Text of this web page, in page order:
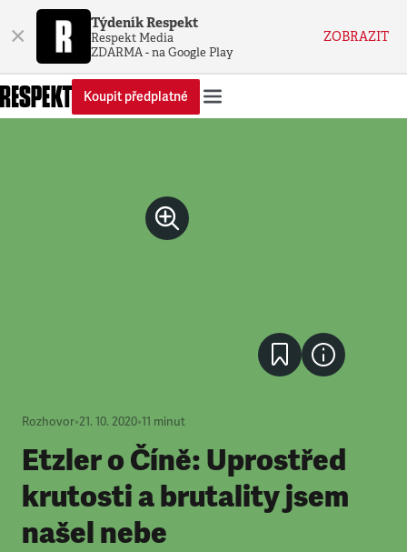
× Týdeník Respekt
Respekt Media
ZDARMA - na Google Play
ZOBRAZIT
Koupit předplatné
Rozhovor•21. 10. 2020•11 minut
Etzler o Číně: Uprostřed
krutosti a brutality jsem
našel nebe